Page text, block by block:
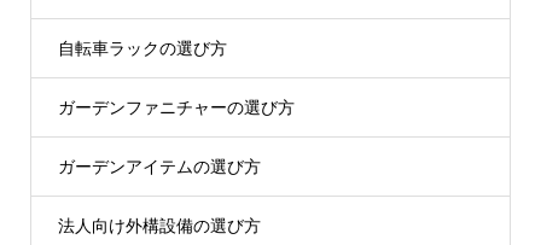
自転車ラックの選び方
ガーデンファニチャーの選び方
ガーデンアイテムの選び方
法人向け外構設備の選び方